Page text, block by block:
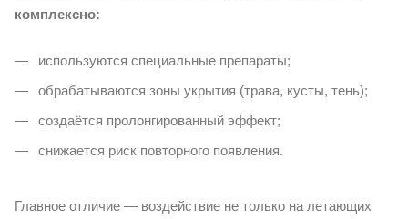
комплексно:
используются специальные препараты;
обрабатываются зоны укрытия (трава, кусты, тень);
создаётся пролонгированный эффект;
снижается риск повторного появления.
Главное отличие — воздействие не только на летающих